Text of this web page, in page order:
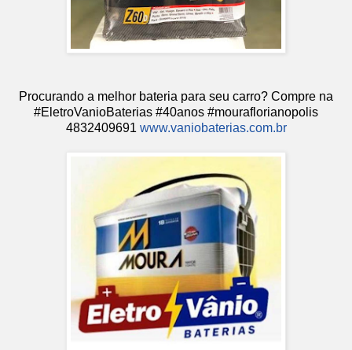
Procurando a melhor bateria para seu carro? Compre na
#EletroVanioBaterias #40anos #mouraflorianopolis
4832409691 www.vaniobaterias.com.br